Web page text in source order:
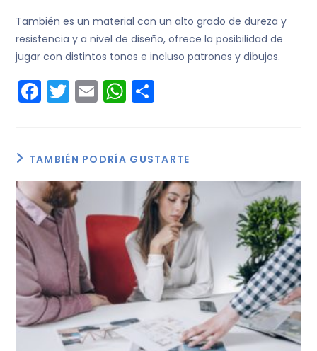
También es un material con un alto grado de dureza y
resistencia y a nivel de diseño, ofrece la posibilidad de
jugar con distintos tonos e incluso patrones y dibujos.
F
a
e
b
o
o
k
T
w
er
E
m
l
W
h
ts
A
p
p
p
ar
tir
TAMBIÉN PODRÍA GUSTARTE